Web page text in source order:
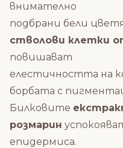
внимателно
подбрани бели
стволови клетки
повишават
елестичността на
борбата с
Билковите
розмарин
епидермиса.